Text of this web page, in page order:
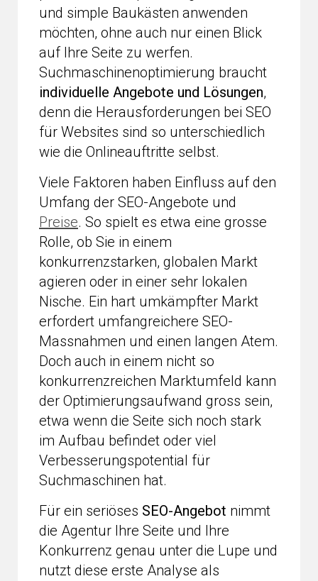
und simple Baukästen anwenden
möchten, ohne auch nur einen Blick
auf Ihre Seite zu werfen.
Suchmaschinenoptimierung braucht
individuelle Angebote und Lösungen,
denn die Herausforderungen bei SEO
für Websites sind so unterschiedlich
wie die Onlineauftritte selbst.
Viele Faktoren haben Einfluss auf den
Umfang der SEO-Angebote und
Preise. So spielt es etwa eine grosse
Rolle, ob Sie in einem
konkurrenzstarken, globalen Markt
agieren oder in einer sehr lokalen
Nische. Ein hart umkämpfter Markt
erfordert umfangreichere SEO-
Massnahmen und einen langen Atem.
Doch auch in einem nicht so
konkurrenzreichen Marktumfeld kann
der Optimierungsaufwand gross sein,
etwa wenn die Seite sich noch stark
im Aufbau befindet oder viel
Verbesserungspotential für
Suchmaschinen hat.
Für ein seriöses SEO-Angebot nimmt
die Agentur Ihre Seite und Ihre
Konkurrenz genau unter die Lupe und
nutzt diese erste Analyse als